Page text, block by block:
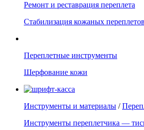
Ремонт и реставрация переплета
Стабилизация кожаных переплетов
Переплетные инструменты
Шерфование кожи
Инструменты и материалы /
Инструменты переплетчика —